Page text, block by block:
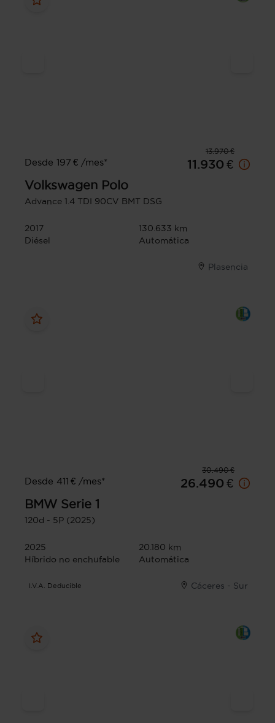
13.970 €
Desde 197 € /mes*
11.930 €
Volkswagen Polo
Advance 1.4 TDI 90CV BMT DSG
2017
130.633 km
Diésel
Automática
Plasencia
30.490 €
Desde 411 € /mes*
26.490 €
BMW Serie 1
120d - 5P (2025)
2025
20.180 km
Híbrido no enchufable
Automática
I.V.A. Deducible Cáceres - Sur